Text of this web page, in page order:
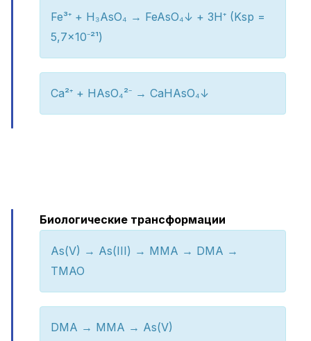
Fe³⁺ + H₃AsO₄ → FeAsO₄↓ + 3H⁺ (Ksp =
5,7×10⁻²¹)
Ca²⁺ + HAsO₄²⁻ → CaHAsO₄↓
Биологические трансформации
As(V) → As(III) → MMA → DMA →
TMAO
DMA → MMA → As(V)